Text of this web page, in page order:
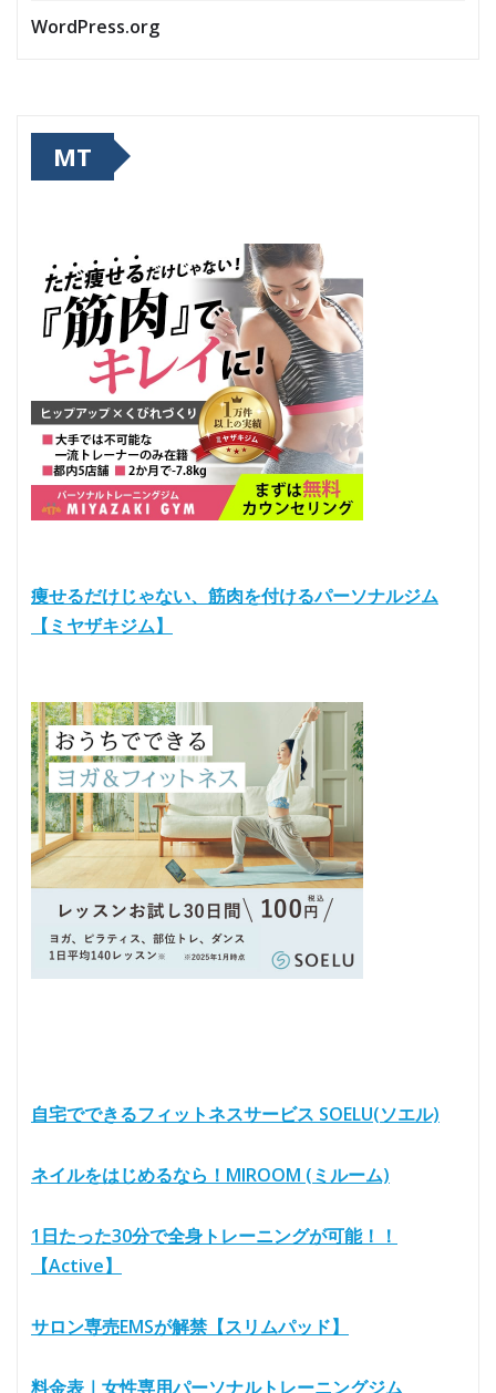
WordPress.org
MT
痩せるだけじゃない、筋肉を付けるパーソナルジム
【ミヤザキジム】
自宅でできるフィットネスサービス SOELU(ソエル)
ネイルをはじめるなら！MIROOM (ミルーム)
1日たった30分で全身トレーニングが可能！！
【Active】
サロン専売EMSが解禁【スリムパッド】
料金表｜女性専用パーソナルトレーニングジム